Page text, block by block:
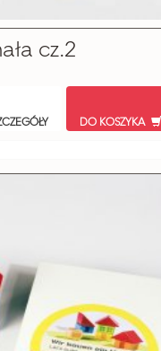
cz.2
DO KOSZYKA